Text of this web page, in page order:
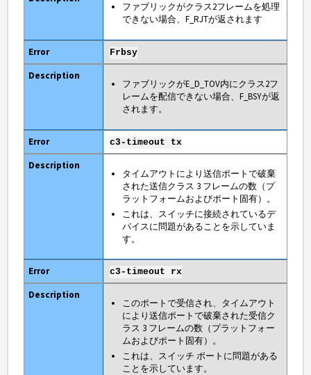
ファブリックがクラス2フレームを処理
できない場合、F_RJTが返されます
Frbsy
ファブリックがE_D_TOV内にクラス2フ
レームを配信できない場合、F_BSYが返
されます。
c3-timeout tx
タイムアウトにより送信ポートで破棄
された送信クラス 3 フレームの数（プ
ラットフォームおよびポート固有）。
これは、スイッチに接続されているデ
バイスに問題があることを示していま
す。
c3-timeout rx
このポートで受信され、タイムアウト
により送信ポートで破棄された受信ク
ラス 3 フレームの数（プラットフォー
ムおよびポート固有）。
これは、スイッチ ポートに問題がある
ことを示しています。